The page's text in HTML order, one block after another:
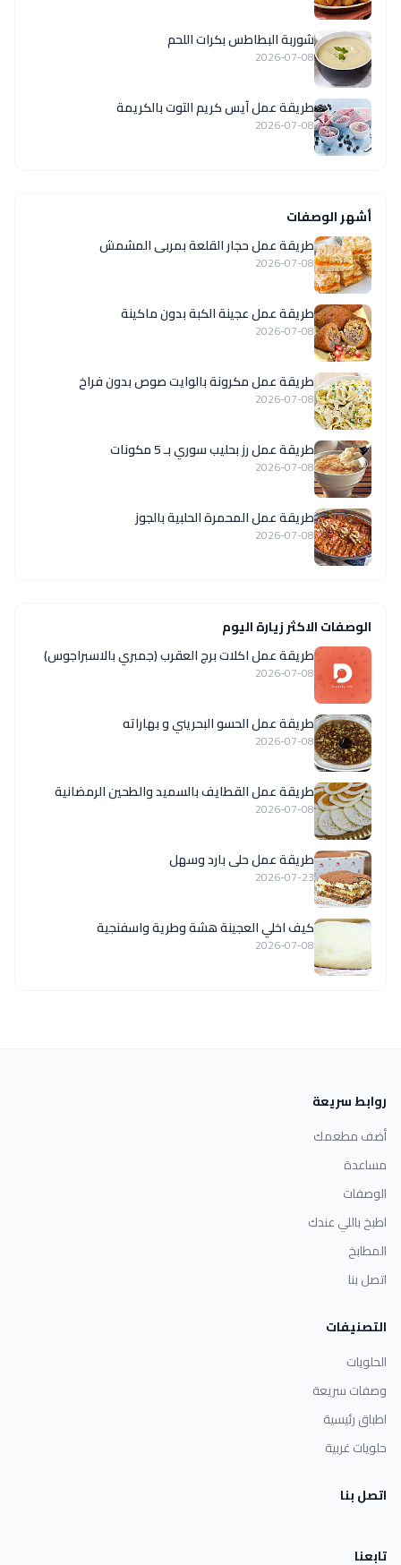
شوربة البطاطس بكرات اللحم
2026-07-08
طريقة عمل آيس كريم التوت بالكريمة
2026-07-08
أشهر الوصفات
طريقة عمل حجار القلعة بمربى المشمش
2026-07-08
طريقة عمل عجينة الكبة بدون ماكينة
2026-07-08
طريقة عمل مكرونة بالوايت صوص بدون فراخ
2026-07-08
طريقة عمل رز بحليب سوري بـ 5 مكونات
2026-07-08
طريقة عمل المحمرة الحلبية بالجوز
2026-07-08
الوصفات الاكثر زيارة اليوم
طريقة عمل اكلات برج العقرب (جمبري بالاسبراجوس)
2026-07-08
طريقة عمل الحسو البحريني و بهاراته
2026-07-08
طريقة عمل القطايف بالسميد والطحين الرمضانية
2026-07-08
طريقة عمل حلى بارد وسهل
2026-07-23
كيف اخلي العجينة هشة وطرية واسفنجية
2026-07-08
روابط سريعة
أضف مطعمك
مساعدة
الوصفات
اطبخ باللي عندك
المطابخ
اتصل بنا
التصنيفات
الحلويات
وصفات سريعة
اطباق رئيسية
حلويات غربية
اتصل بنا
تابعنا